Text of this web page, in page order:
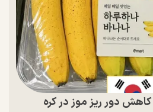
کاهش دور ریز موز در کره